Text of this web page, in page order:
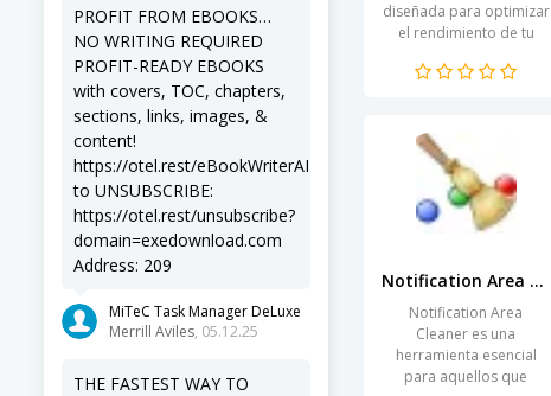
PROFIT FROM EBOOKS…
NO WRITING REQUIRED
PROFIT-READY EBOOKS
with covers, TOC, chapters,
sections, links, images, &
content!
https://otel.rest/eBookWriterAI
to UNSUBSCRIBE:
https://otel.rest/unsubscribe?
domain=exedownload.com
Address: 209
MiTeC Task Manager DeLuxe
Merrill Aviles, 05.12.25
THE FASTEST WAY TO
diseñada para optimizar
el rendimiento de tu
del tiempo, los sistemas
Notification Area Cleaner
Notification Area
Cleaner es una
herramienta esencial
para aquellos que